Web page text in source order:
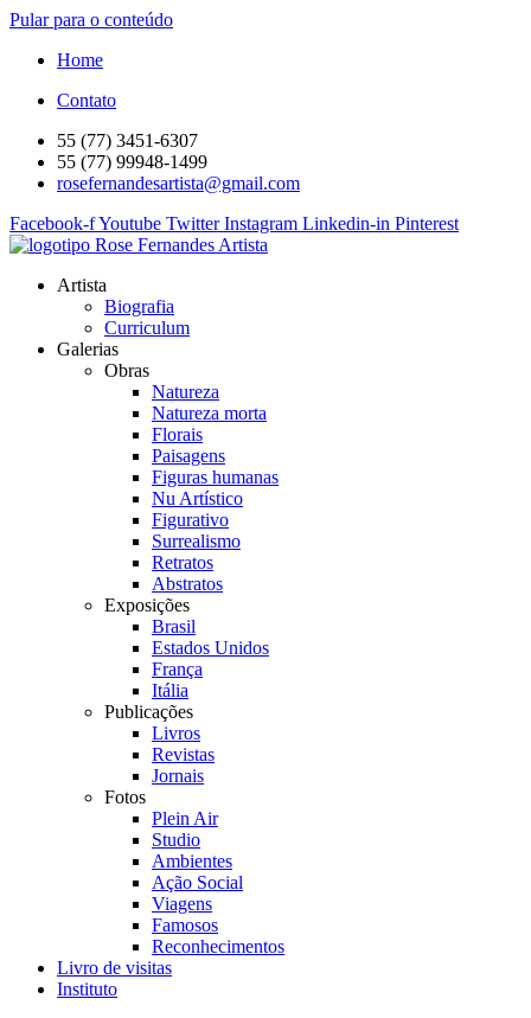
Pular para o conteúdo
Home
Contato
55 (77) 3451-6307
55 (77) 99948-1499
rosefernandesartista@gmail.com
Facebook-fYoutube Twitter Instagram Linkedin-in Pinterest
Artista
Biografia
Curriculum
Galerias
Obras
Natureza
Natureza morta
Florais
Paisagens
Figuras humanas
Nu Artístico
Figurativo
Surrealismo
Retratos
Abstratos
Exposições
Brasil
Estados Unidos
França
Itália
Publicações
Livros
Revistas
Jornais
Fotos
Plein Air
Studio
Ambientes
Ação Social
Viagens
Famosos
Reconhecimentos
Livro de visitas
Instituto